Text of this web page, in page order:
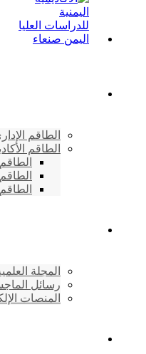
الطاقم
الطاقم
المجلة
رسائل
المنصات